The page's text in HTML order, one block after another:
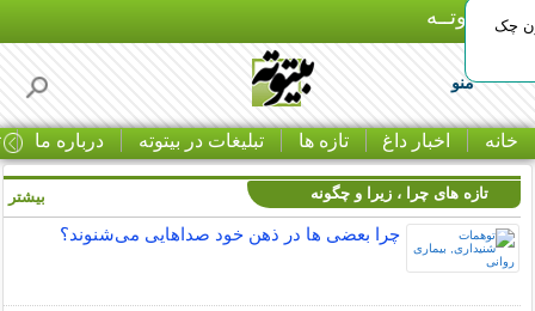
بـیتوتــه
منو
خانه اخبار داغ تازه ها تبلیغات در بیتوته درباره ما
چک
تازه های چرا ، زیرا و چگونه
چرا بعضی ها در ذهن خود صداهایی می‌شنوند؟
بیشتر